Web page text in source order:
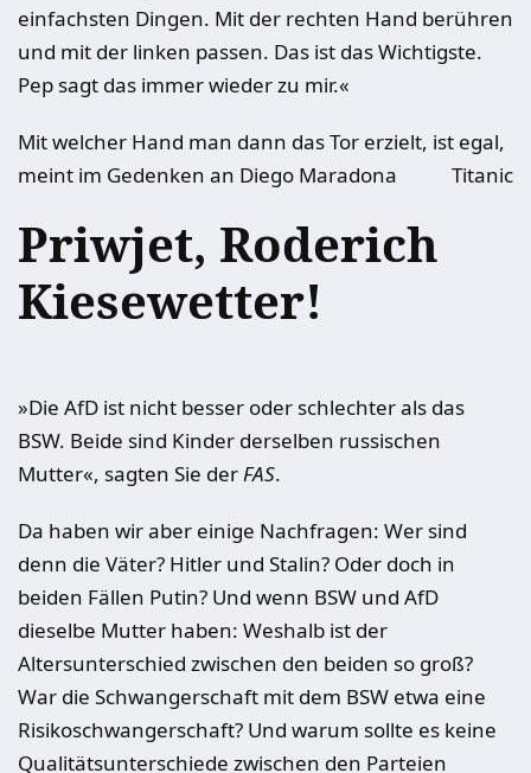
einfachsten Dingen. Mit der rechten Hand berühren
und mit der linken passen. Das ist das Wichtigste.
Pep sagt das immer wieder zu mir.«
Mit welcher Hand man dann das Tor erzielt, ist egal,
meint im Gedenken an Diego Maradona
Titanic
Priwjet, Roderich
Kiesewetter!
»Die AfD ist nicht besser oder schlechter als das
BSW. Beide sind Kinder derselben russischen
Mutter«, sagten Sie derFAS.
Da haben wir aber einige Nachfragen: Wer sind
denn die Väter? Hitler und Stalin? Oder doch in
beiden Fällen Putin? Und wenn BSW und AfD
dieselbe Mutter haben: Weshalb ist der
Altersunterschied zwischen den beiden so groß?
War die Schwangerschaft mit dem BSW etwa eine
Risikoschwangerschaft? Und warum sollte es keine
Qualitätsunterschiede zwischen den Parteien